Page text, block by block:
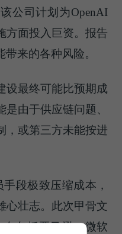
公司计划为OpenAI
方面投入巨资。报告
来的各种风险。
设最终可能比预期成
由于供应链问题、
，或第三方未能按进
段极致压缩成本，
心壮志。此次甲骨文
包括亚马逊、微软